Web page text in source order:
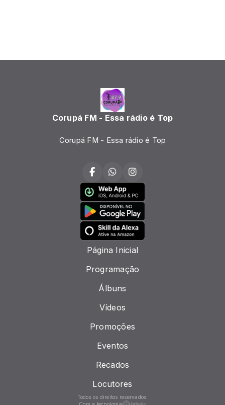
Corupá FM - Essa rádio é Top
Corupá FM - Essa rádio é Top
Página Inicial
Programação
Álbuns
Vídeos
Promoções
Eventos
Recados
Locutores
Todos os direitos reservados.